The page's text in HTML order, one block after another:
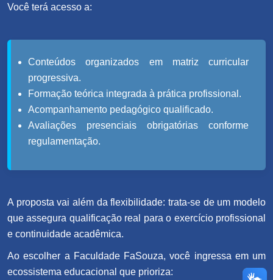
Você terá acesso a:
Conteúdos organizados em matriz curricular
progressiva.
Formação teórica integrada à prática profissional.
Acompanhamento pedagógico qualificado.
Avaliações presenciais obrigatórias conforme
regulamentação.
A proposta vai além da flexibilidade: trata-se de um modelo
que assegura qualificação real para o exercício profissional
e continuidade acadêmica.
Ao escolher a Faculdade FaSouza, você ingressa em um
ecossistema educacional que prioriza: